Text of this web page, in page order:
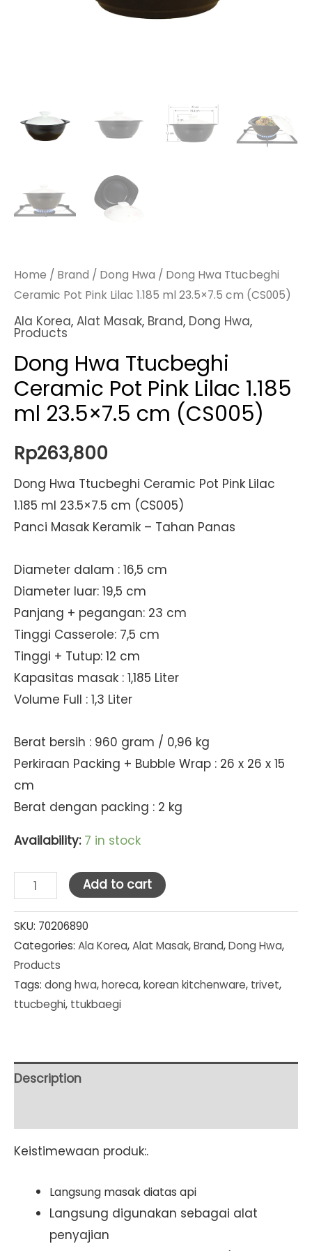
Home / Brand / Dong Hwa / Dong Hwa Ttucbeghi
Ceramic Pot Pink Lilac 1.185 ml 23.5×7.5 cm (CS005)
Ala Korea, Alat Masak, Brand, Dong Hwa,
Products
Dong Hwa Ttucbeghi
Ceramic Pot Pink Lilac 1.185
ml 23.5×7.5 cm (CS005)
Rp263,800
Dong Hwa Ttucbeghi Ceramic Pot Pink Lilac
1.185 ml 23.5×7.5 cm (CS005)
Panci Masak Keramik – Tahan Panas
Diameter dalam : 16,5 cm
Diameter luar: 19,5 cm
Panjang + pegangan: 23 cm
Tinggi Casserole: 7,5 cm
Tinggi + Tutup: 12 cm
Kapasitas masak : 1,185 Liter
Volume Full : 1,3 Liter
Berat bersih : 960 gram / 0,96 kg
Perkiraan Packing + Bubble Wrap : 26 x 26 x 15
cm
Berat dengan packing : 2 kg
Availability: 7 in stock
Dong
Hwa
Ttucbeghi
Ceramic
Pot
Pink
Lilac
23.5x7.5
Add to cart
SKU: 70206890
Categories: Ala Korea,Alat Masak,Brand,Dong Hwa,
Products
Tags: dong hwa,horeca,korean kitchenware, trivet,
ttucbeghi, ttukbaegi
Description
Keistimewaan produk:.
Langsung masak diatas api
Langsung digunakan sebagai alat
penyajian